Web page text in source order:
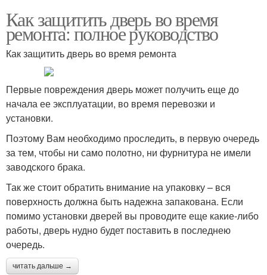
Как защитить дверь во время
ремонта: полное руководство
Как защитить дверь во время ремонта
Первые повреждения дверь может получить еще до
начала ее эксплуатации, во время перевозки и
установки.
Поэтому Вам необходимо проследить, в первую очередь
за тем, чтобы ни само полотно, ни фурнитура не имели
заводского брака.
Так же стоит обратить внимание на упаковку – вся
поверхность должна быть надежна запакована. Если
помимо установки дверей вы проводите еще какие-либо
работы, дверь нудно будет поставить в последнею
очередь.
читать дальше →